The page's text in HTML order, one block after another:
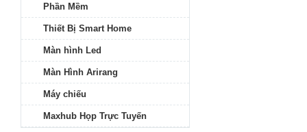
Phần Mềm
Thiết Bị Smart Home
Màn hình Led
Màn Hình Arirang
Máy chiếu
Maxhub Họp Trực Tuyến